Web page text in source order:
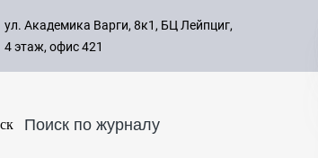
с 09:00
8 495
ул. Академика Варги, 8к1, БЦ Лейпциг,
4 этаж, офис 421